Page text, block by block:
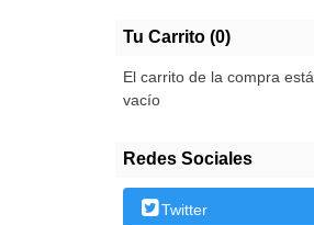
Tu Carrito (0)
El carrito de la compra está
vacío
Redes Sociales
Twitter